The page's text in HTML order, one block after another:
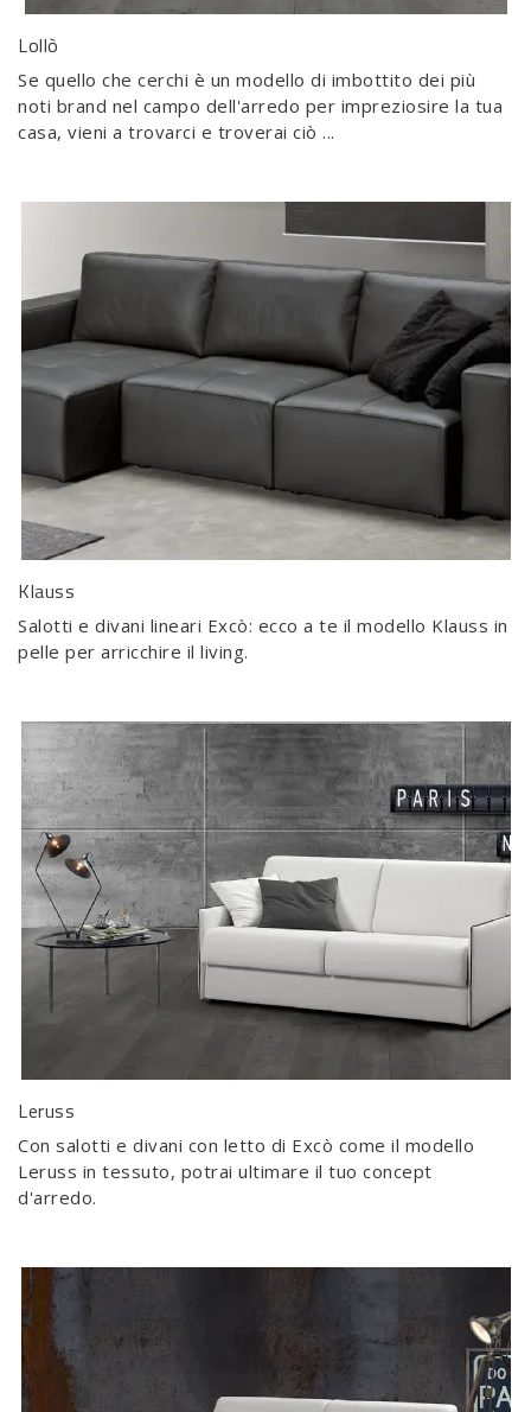
Lollò
Se quello che cerchi è un modello di imbottito dei più
noti brand nel campo dell'arredo per impreziosire la tua
casa, vieni a trovarci e troverai ciò ...
Klauss
Salotti e divani lineari Excò: ecco a te il modello Klauss in
pelle per arricchire il living.
Leruss
Con salotti e divani con letto di Excò come il modello
Leruss in tessuto, potrai ultimare il tuo concept
d'arredo.